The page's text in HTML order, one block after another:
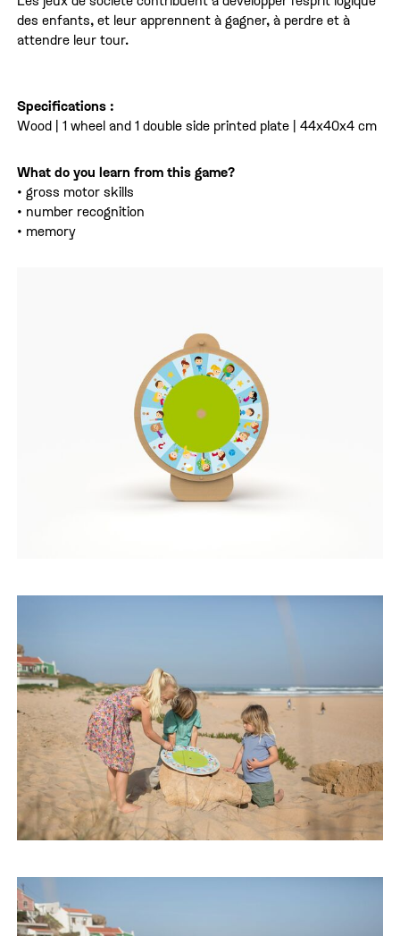
des enfants, et leur apprennent à gagner, à perdre et à
attendre leur tour.
Specifications :
Wood | 1 wheel and 1 double side printed plate | 44x40x4 cm
What do you learn from this game?
• gross motor skills
• number recognition
• memory